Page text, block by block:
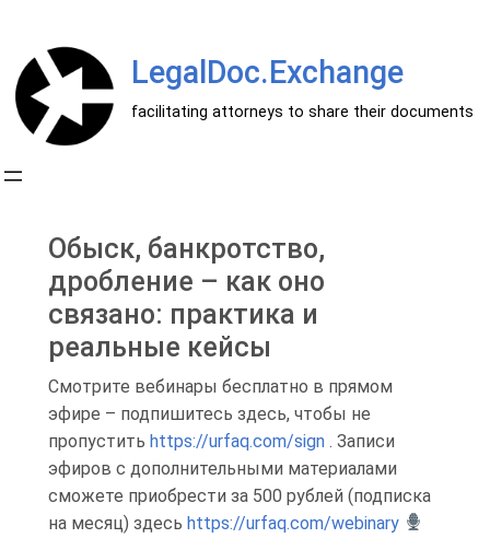
содержимому
LegalDoc.Exchange
facilitating attorneys to share their documents
Обыск, банкротство,
дробление – как оно
связано: практика и
реальные кейсы
Смотрите вебинары бесплатно в прямом
эфире – подпишитесь здесь, чтобы не
пропустить https://urfaq.com/sign . Записи
эфиров с дополнительными материалами
сможете приобрести за 500 рублей (подписка
на месяц) здесь https://urfaq.com/webinary